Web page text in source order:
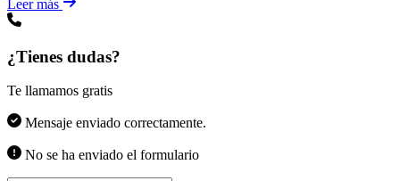
Leer más
¿Tienes dudas?
Te llamamos gratis
Mensaje enviado correctamente.
No se ha enviado el formulario